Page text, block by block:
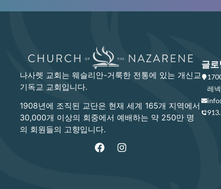
나사렛 교회는 웨슬리안-거룩한 전통에 있는 개신교
기독교 교회입니다.
1908년에 조직된 교단은 현재 세계 165개 지역에서
30,000개 이상의 회중에서 예배하는 약 250만 명
의 회원들의 고향입니다.
글로
레